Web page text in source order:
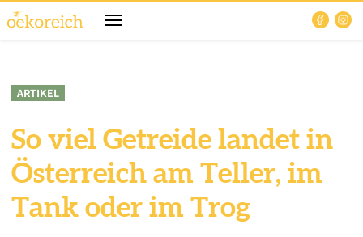
ARTIKEL
So viel Getreide landet in
Österreich am Teller, im
Tank oder im Trog